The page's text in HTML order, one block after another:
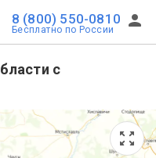
8 (800) 550-0810
Бесплатно по России
с